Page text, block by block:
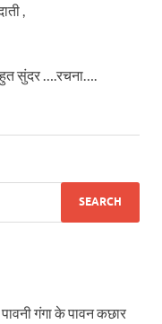
,
सुंदर ….रचना….
गंगा के पावन कछार